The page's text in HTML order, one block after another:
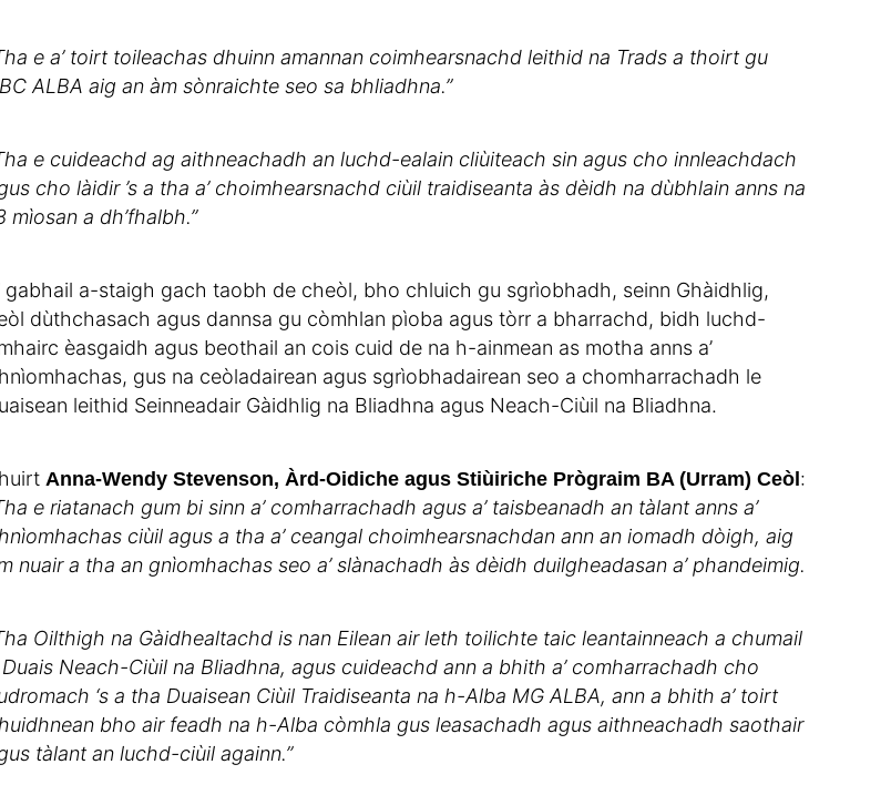
e a’ toirt toileachas dhuinn amannan coimhearsnachd leithid na Trads a thoirt gu
ALBA aig an àm sònraichte seo sa bhliadhna.”
e cuideachd ag aithneachadh an luchd-ealain cliùiteach sin agus cho innleachdach
cho làidir ’s a tha a’ choimhearsnachd ciùil traidiseanta às dèidh na dùbhlain anns na
mìosan a dh’fhalbh.”
gabhail a-staigh gach taobh de cheòl, bho chluich gu sgrìobhadh, seinn Ghàidhlig,
dùthchasach agus dannsa gu còmhlan pìoba agus tòrr a bharrachd, bidh luchd-
èasgaidh agus beothail an cois cuid de na h-ainmean as motha anns a’
gus na ceòladairean agus sgrìobhadairean seo a chomharrachadh le
leithid Seinneadair Gàidhlig na Bliadhna agus Neach-Ciùil na Bliadhna.
Anna-Wendy Stevenson, Àrd-Oidiche agus Stiùiriche Prògraim BA (Urram) Ceòl :
e riatanach gum bi sinn a’ comharrachadh agus a’ taisbeanadh an tàlant anns a’
ciùil agus a tha a’ ceangal choimhearsnachdan ann an iomadh dòigh, aig
nuair a tha an gnìomhachas seo a’ slànachadh às dèidh duilgheadasan a’ phandeimig.
Oilthigh na Gàidhealtachd is nan Eilean air leth toilichte taic leantainneach a chumail
Neach-Ciùil na Bliadhna, agus cuideachd ann a bhith a’ comharrachadh cho
‘s a tha Duaisean Ciùil Traidiseanta na h-Alba MG ALBA, ann a bhith a’ toirt
bho air feadh na h-Alba còmhla gus leasachadh agus aithneachadh saothair
tàlant an luchd-ciùil againn.”